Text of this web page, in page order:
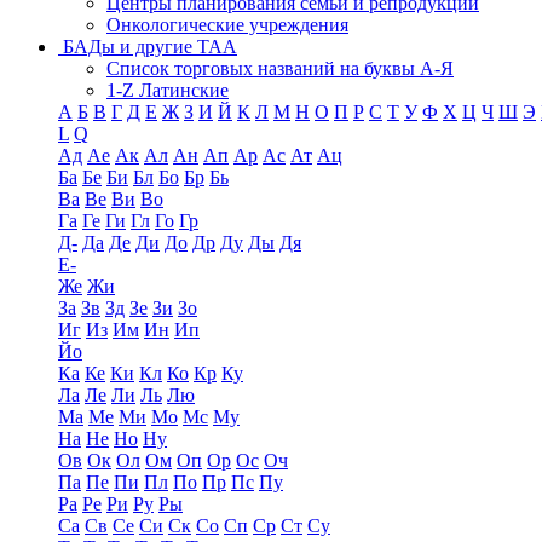
Онкологические учреждения
БАДы и другие ТАА
Список торговых названий на буквы А-Я
1-Z Латинские
А Б В Г Д Е Ж З И Й К Л М Н О П Р С Т У Ф Х Ц Ч Ш Э
L Q
Ад Ае Ак Ал Ан Ап Ар Ас Ат Ац
Ба Бе Би Бл Бо Бр Бь
Ва Ве Ви Во
Га Ге Ги Гл Го Гр
Д- Да Де Ди До Др Ду Ды Дя
Е-
Же Жи
За Зв Зд Зе Зи Зо
Иг Из Им Ин Ип
Йо
Ка Ке Ки Кл Ко Кр Ку
Ла Ле Ли Ль Лю
Ма Ме Ми Мо Мс Му
На Не Но Ну
Ов Ок Ол Ом Оп Ор Ос Оч
Па Пе Пи Пл По Пр Пс Пу
Ра Ре Ри Ру Ры
Са Св Се Си Ск Со Сп Ср Ст Су